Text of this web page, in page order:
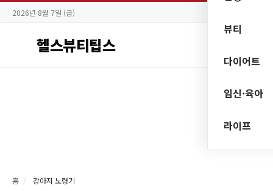
2026년 8월 7일 (금)
헬스뷰티팁스
뷰티
다이어트
임신·육아
라이프
홈 / 강아지 노령기